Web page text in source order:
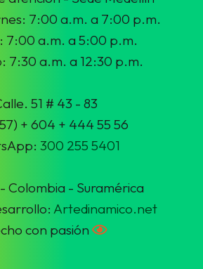
7:00 a.m. a 7:00 p.m.
7:00 a.m. a 5:00 p.m.
7:30 a.m. a 12:30 p.m.
51 # 43 - 83
+ 604 + 444 55 56
300 255 5401
Colombia - Suramérica
Artedinamico.net
con pasión